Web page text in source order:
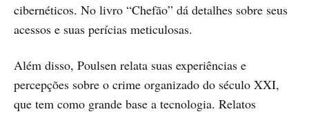
cibernéticos. No livro “Chefão” dá detalhes sobre seus
acessos e suas perícias meticulosas.
Além disso, Poulsen relata suas experiências e
percepções sobre o crime organizado do século XXI,
que tem como grande base a tecnologia. Relatos